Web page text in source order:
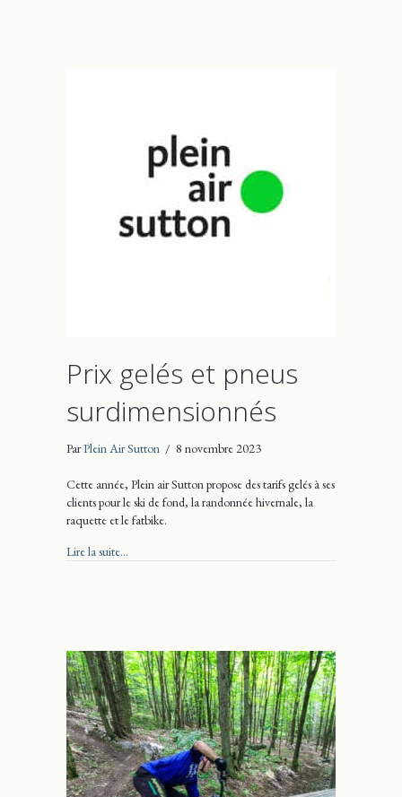
Prix gelés et pneus
surdimensionnés
ParPlein Air Sutton / 8 novembre 2023
Cette année, Plein air Sutton propose des tarifs gelés à ses
clients pour le ski de fond, la randonnée hivernale, la
raquette et le fatbike.
Lire la suite...